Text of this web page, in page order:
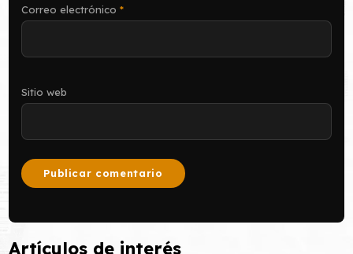
Correo electrónico*
Sitio web
Artículos de interés